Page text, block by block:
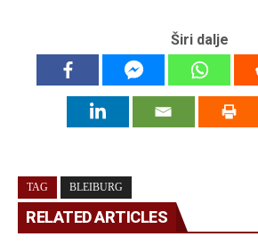
Širi dalje
TAG BLEIBURG
RELATED ARTICLES